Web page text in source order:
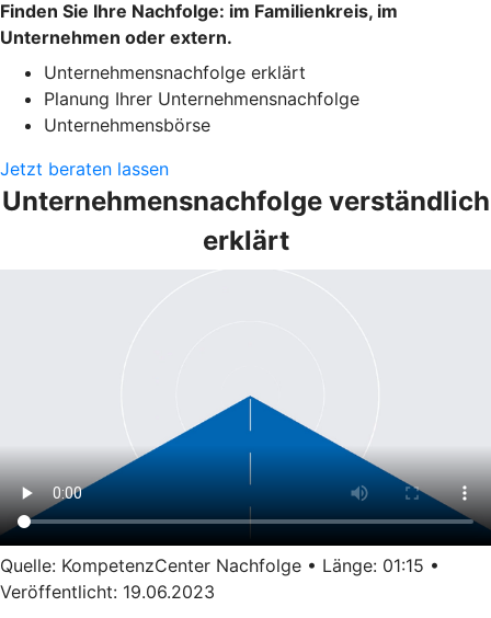
Finden Sie Ihre Nachfolge: im Familienkreis, im
Unternehmen oder extern.
Unternehmensnachfolge erklärt
Planung Ihrer Unternehmensnachfolge
Unternehmensbörse
Jetzt beraten lassen
Unternehmensnachfolge verständlich
erklärt
Quelle: KompetenzCenter Nachfolge • Länge: 01:15 •
Veröffentlicht: 19.06.2023